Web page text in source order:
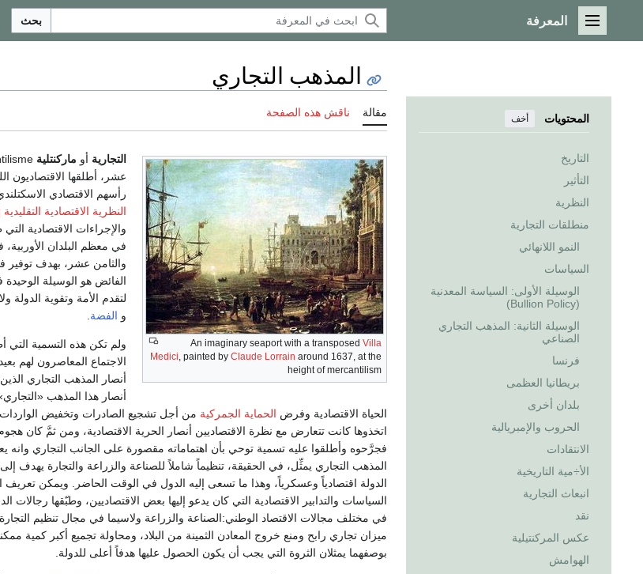
القائمة الرئيسية
المعرفة بحث
المحتويات أخف
التاريخ
التأثير
النظرية
منطلقات التجارية
النمو اللانهائي
السياسات
الوسيلة الأولى: السياسة المعدنية
(Bullion Policy)
الوسيلة الثانية: المذهب التجاري
الصناعي
فرنسا
بريطانيا العظمى
بلدان أخرى
الحروب والإمبريالية
الانتقادات
الأ÷مية التاريخية
انبعاث التجارية
نقد
عكس المركنتيلية
الهوامش
المذهب التجاري
مقالة ناقش هذه الصفحة
An imaginary seaport with a transposed Villa
Medici, painted by Claude Lorrain around 1637, at the
height of mercantilism
التجارية أو ماركنتلية
عشر، أطلقها الاقتصاديون
رأسهم الاقتصادي
النظرية الاقتصادية
في معظم البلدان
والثامن عشر، بهدف توفير
الفائض هو الوسيلة
لتقدم الأمة وتقوية الدولة
و الفضة
ولم تكن هذه التسمية التي
الاجتماع المعاصرون لهم
أنصار المذهب التجاري
أنصار هذا المذهب
الحياة الاقتصادية وفرض الحماية الجمركية من أجل تشجيع الصادرات وتخفيض
اتخذوها كانت تتعارض مع نظرة الاقتصاديين أنصار الحرية الاقتصادية، ومن ثمَّ كان
فجرَّحوه وأطلقوا عليه تسمية توحي بأن اهتماماته مقصورة على الجانب التجاري
المذهب التجاري يمثِّل، في الحقيقة، تنظيماً شاملاً للصناعة والزراعة والتجارة يهدف
الدولة اقتصادياً وعسكرياً، وهذا ما تسعى إليه الدول في الوقت الحاضر. ويمكن تعريف
السياسات والتدابير الاقتصادية التي كان يدعو إليها بعض الاقتصاديين، وطبّقها رجالات
في مختلف مجالات الاقتصاد الوطني:الصناعة والزراعة ولاسيما في مجال تنظيم
ميزان تجاري رابح ومنع خروج المعادن الثمينة من البلاد، ومحاولة تجميع أكبر كمية
بوصفهما يمثلان الثروة التي يجب أن يكون الحصول عليها هدفاً أعلى للدولة.